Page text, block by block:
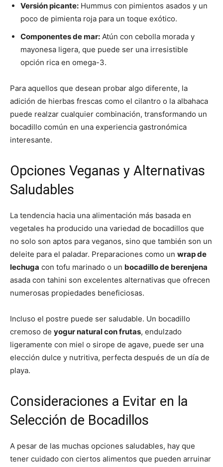
Versión picante: Hummus con pimientos asados y un
poco de pimienta roja para un toque exótico.
Componentes de mar: Atún con cebolla morada y
mayonesa ligera, que puede ser una irresistible
opción rica en omega-3.
Para aquellos que desean probar algo diferente, la
adición de hierbas frescas como el cilantro o la albahaca
puede realzar cualquier combinación, transformando un
bocadillo común en una experiencia gastronómica
interesante.
Opciones Veganas y Alternativas
Saludables
La tendencia hacia una alimentación más basada en
vegetales ha producido una variedad de bocadillos que
no solo son aptos para veganos, sino que también son un
deleite para el paladar. Preparaciones como un wrap de
lechuga con tofu marinado o un bocadillo de berenjena
asada con tahini son excelentes alternativas que ofrecen
numerosas propiedades beneficiosas.
Incluso el postre puede ser saludable. Un bocadillo
cremoso de yogur natural con frutas, endulzado
ligeramente con miel o sirope de agave, puede ser una
elección dulce y nutritiva, perfecta después de un día de
playa.
Consideraciones a Evitar en la
Selección de Bocadillos
A pesar de las muchas opciones saludables, hay que
tener cuidado con ciertos alimentos que pueden arruinar